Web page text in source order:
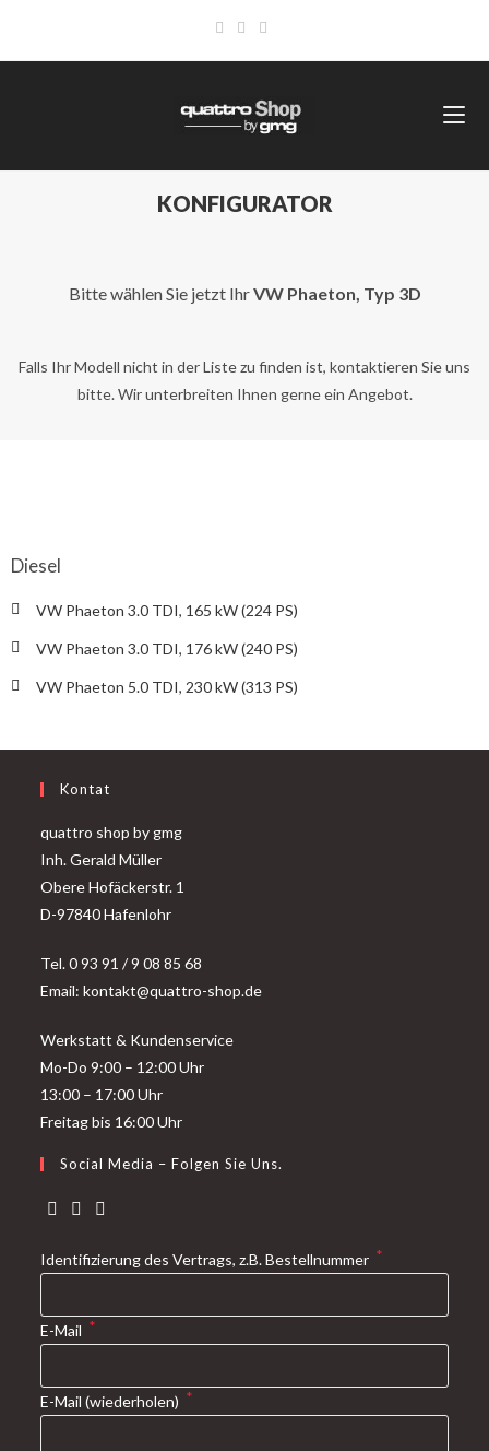
KONFIGURATOR
Bitte wählen Sie jetzt IhrVW Phaeton, Typ 3D
Falls Ihr Modell nicht in der Liste zu finden ist, kontaktieren Sie uns
bitte. Wir unterbreiten Ihnen gerne ein Angebot.
Diesel
VW Phaeton 3.0 TDI, 165 kW (224 PS)
VW Phaeton 3.0 TDI, 176 kW (240 PS)
VW Phaeton 5.0 TDI, 230 kW (313 PS)
Kontat
quattro shop by gmg
Inh. Gerald Müller
Obere Hofäckerstr. 1
D-97840 Hafenlohr
Tel. 0 93 91 / 9 08 85 68
Email: kontakt@quattro-shop.de
Werkstatt & Kundenservice
Mo-Do 9:00 – 12:00 Uhr
13:00 – 17:00 Uhr
Freitag bis 16:00 Uhr
Social Media – Folgen Sie Uns.
Identifizierung des Vertrags, z.B. Bestellnummer *
E-Mail *
E-Mail (wiederholen) *